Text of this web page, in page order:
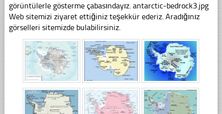
görüntülerle gösterme çabasındayız. antarctic-bedrock3.jpg
Web sitemizi ziyaret ettiğiniz teşekkür ederiz. Aradığınız
görselleri sitemizde bulabilirsiniz.